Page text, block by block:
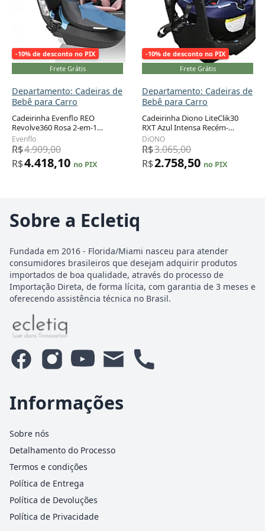
-10% de desconto no PIX
Frete Grátis
Departamento: Cadeiras de
Bebê para Carro
Cadeirinha Evenflo REO
Revolve360 Rosa 2-em-1
Rotação 360° 1,8 a 18,1 kg
Evenflo
R$4.909,00
R$4.418,10 no PIX
-10% de desconto no PIX
Frete Grátis
Departamento: Cadeiras de
Bebê para Carro
Cadeirinha Diono LiteClik30
RXT Azul Intensa Recém-
nascido a 13,6 kg com Barra
Antirrotação
DiONO
R$3.065,00
R$2.758,50 no PIX
Sobre a Ecletiq
Fundada em 2016 - Florida/Miami nasceu para atender
consumidores brasileiros que desejam adquirir produtos
importados de boa qualidade, através do processo de
Importação Direta, de forma lícita, com garantia de 3 meses e
oferecendo assistência técnica no Brasil.
Informações
Sobre nós
Detalhamento do Processo
Termos e condições
Política de Entrega
Política de Devoluções
Política de Privacidade